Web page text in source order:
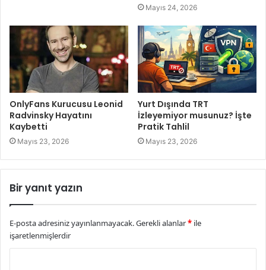
Mayıs 24, 2026
OnlyFans Kurucusu Leonid
Radvinsky Hayatını
Kaybetti
Mayıs 23, 2026
Yurt Dışında TRT
İzleyemiyor musunuz? İşte
Pratik Tahlil
Mayıs 23, 2026
Bir yanıt yazın
E-posta adresiniz yayınlanmayacak.Gerekli alanlar* ile
işaretlenmişlerdir